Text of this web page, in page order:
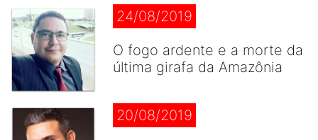
24/08/2019
O fogo ardente e a morte da
última girafa da Amazônia
20/08/2019